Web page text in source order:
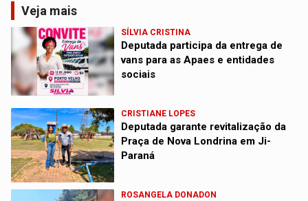
Veja mais
SÍLVIA CRISTINA
Deputada participa da entrega de
vans para as Apaes e entidades
sociais
CRISTIANE LOPES
Deputada garante revitalização da
Praça de Nova Londrina em Ji-
Paraná
ROSANGELA DONADON